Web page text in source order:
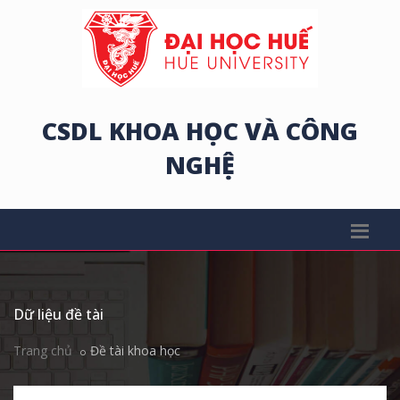
CSDL KHOA HỌC VÀ CÔNG
NGHỆ
Dữ liệu đề tài
Trang chủ Đề tài khoa học